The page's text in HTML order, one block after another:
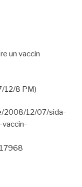
un vaccin
12/8 PM)
2008/12/07/sida-